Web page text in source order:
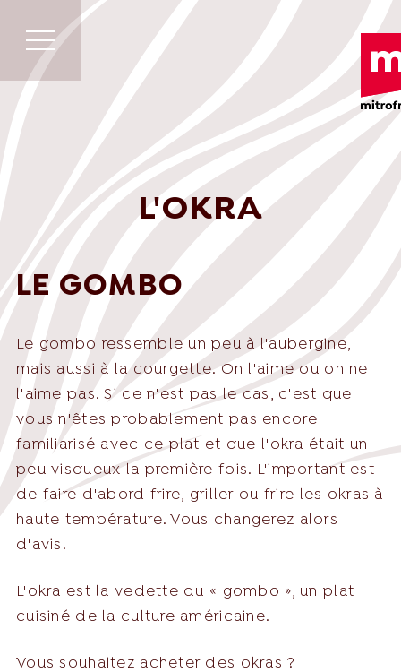
Français
English
Nederlands
sales@mitrofresh.com
L'OKRA
LE GOMBO
Le gombo ressemble un peu à l'aubergine,
mais aussi à la courgette. On l'aime ou on ne
l'aime pas. Si ce n'est pas le cas, c'est que
vous n'êtes probablement pas encore
familiarisé avec ce plat et que l'okra était un
peu visqueux la première fois. L'important est
de faire d'abord frire, griller ou frire les okras à
haute température. Vous changerez alors
d'avis!
L'okra est la vedette du « gombo », un plat
cuisiné de la culture américaine.
Vous souhaitez acheter des okras ?